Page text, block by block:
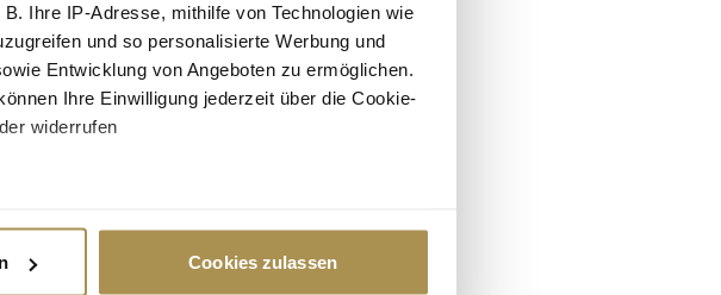
Ihre IP-Adresse, mithilfe von Technologien wie
und so personalisierte Werbung und
Entwicklung von Angeboten zu ermöglichen.
Ihre Einwilligung jederzeit über die Cookie-
widerrufen
und legen Sie Ihre Präferenzen im
Cookies zulassen